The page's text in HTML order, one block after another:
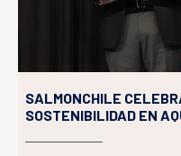
SALMONCHILE
SOSTENIBILIDAD EN